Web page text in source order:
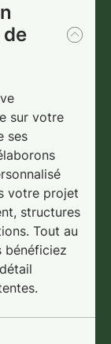
sur votre
ses
votre projet
structures
Tout au
bénéficiez